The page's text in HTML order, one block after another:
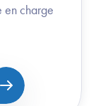
en charge